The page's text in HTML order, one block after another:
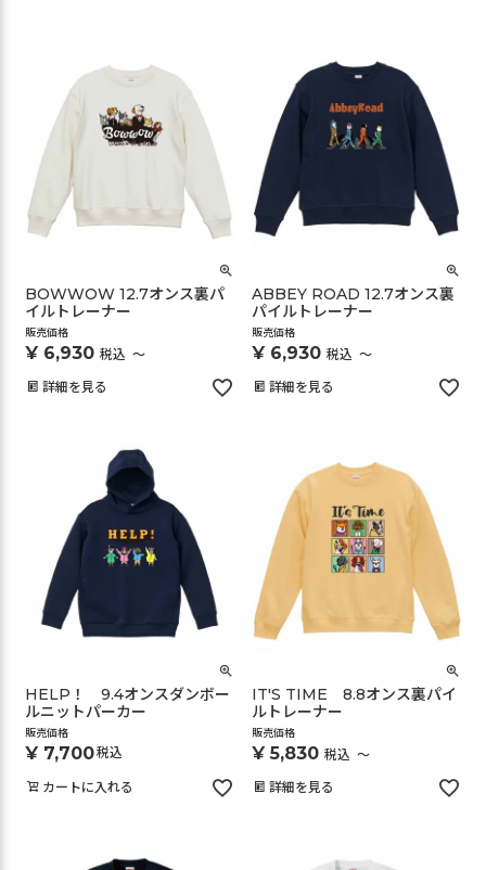
BOWWOW 12.7オンス裏パ
イルトレーナー
販売価格
¥ 6,930 税込 〜
詳細を見る
ABBEY ROAD 12.7オンス裏
パイルトレーナー
販売価格
¥ 6,930 税込 〜
詳細を見る
HELP！ 9.4オンスダンボー
ルニットパーカー
販売価格
¥ 7,700税込
カートに入れる
IT'S TIME 8.8オンス裏パイ
ルトレーナー
販売価格
¥ 5,830 税込 〜
詳細を見る